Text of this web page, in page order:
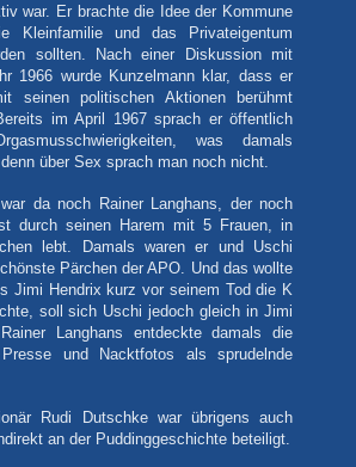
war. Er brachte die Idee der Kommune
Kleinfamilie und das Privateigentum
sollten. Nach einer Diskussion mit
1966 wurde Kunzelmann klar, dass er
seinen politischen Aktionen berühmt
im April 1967 sprach er öffentlich
was damals
über Sex sprach man noch nicht.
da noch Rainer Langhans, der noch
durch seinen Harem mit 5 Frauen, in
lebt. Damals waren er und Uschi
Pärchen der APO. Und das wollte
Jimi Hendrix kurz vor seinem Tod die K
soll sich Uschi jedoch gleich in Jimi
Langhans entdeckte damals die
Presse und Nacktfotos als sprudelnde
Rudi Dutschke war übrigens auch
an der Puddinggeschichte beteiligt.